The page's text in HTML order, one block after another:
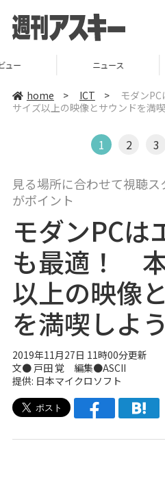
home > ICT >
モダン
サイズ以上の映像とサウンドを満
1 2 3
見る場所に合わせて視聴
がポイント
モダンPCは
も最適！
以上の映像
を満喫しよう
2019年11月27日 11時00分更新
文● 戸田 覚 編集●ASCII
提供: 日本マイクロソフト